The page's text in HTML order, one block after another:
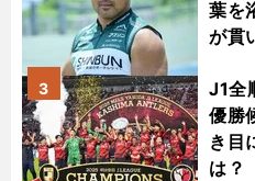
葉を
が貫
J1全
優勝
き目
は？
3